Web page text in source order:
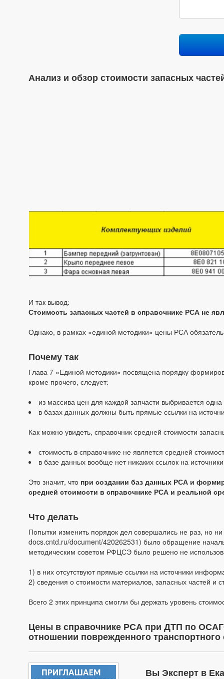
Анализ и обзор стоимости запасных
И так вывод:
Стоимость запасных частей в справочнике РСА не
Однако, в рамках «единой методики» цены РСА
Почему так
Глава 7 «Единой методики» посвящена порядку
кроме прочего, следует:
из массива цен для каждой запчасти выбривается
в базах данных должны быть прямые ссылки на
Как можно увидеть, справочник средней стоимости
стоимость в справочнике не является средней
в базе данных вообще нет никаких ссылок на
Это значит, что при создании баз данных РСА и
средней стоимости в справочнике РСА и реальной
Что делать
Попытки изменить порядок дел совершались не раз, но
docs.cntd.ru/document/420262531) было обращение
методическим советом РФЦСЭ было решено не
1) в них отсутствуют прямые ссылки на источники
2) сведения о стоимости материалов, запасных частей
Всего 2 этих принципа смогли бы держать уровень
Цены в справочнике РСА при ДТП по
отношении поврежденного транспортного
Вы Эксперт в